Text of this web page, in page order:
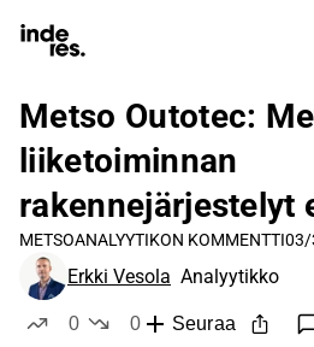
Metso Outotec:
liiketoiminnan
rakennejärjestelyt
METSOANALYYTIKON KOMMENTTI03/
Erkki Vesola Analyytikko
0
0
Seuraa